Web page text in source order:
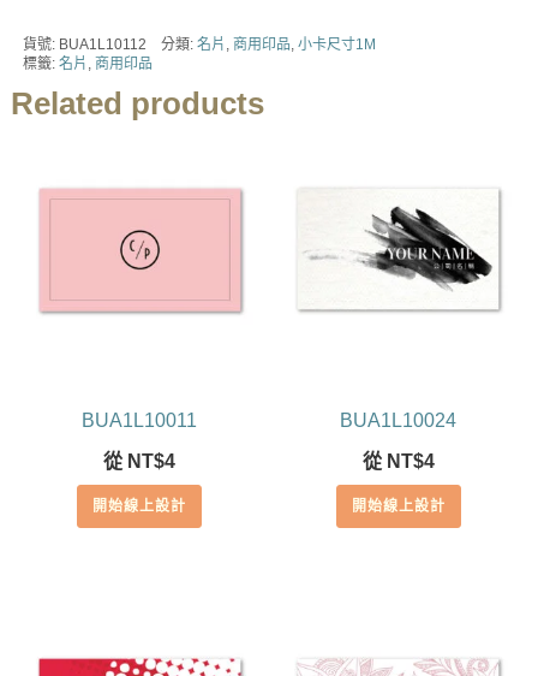
貨號: BUA1L10112 分類: 名片 商用印品 小卡尺寸1M
標籤: 名片 商用印品
Related products
BUA1L10011
從 NT$4
開始線上設計
BUA1L10024
從 NT$4
開始線上設計